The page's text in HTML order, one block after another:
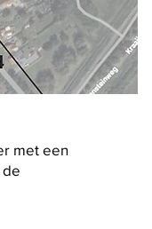
met een